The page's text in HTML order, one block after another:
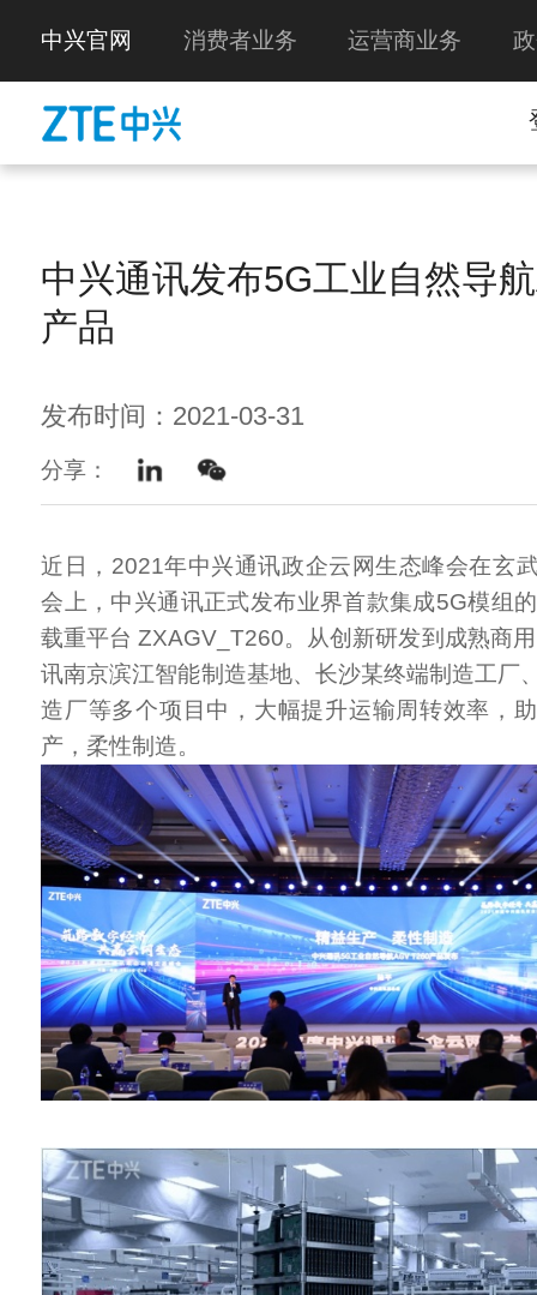
中兴官网 消费者业务 运营商业务
中兴通讯发布5G工业自然导
产品
发布时间：2021-03-31
分享：
近日，2021年中兴通讯政企云网生态峰会在玄
会上，中兴通讯正式发布业界首款集成5G模组
载重平台 ZXAGV_T260。从创新研发到成熟商
讯南京滨江智能制造基地、长沙某终端制造工厂
造厂等多个项目中，大幅提升运输周转效率，
产，柔性制造。